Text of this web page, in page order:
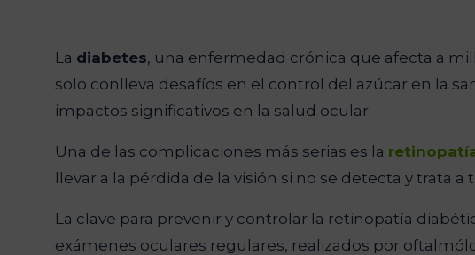
La diabetes, una enfermedad crónica que afecta a
solo conlleva desafíos en el control del azúcar en la
impactos significativos en la salud ocular.
Una de las complicaciones más serias es la
llevar a la pérdida de la visión si no se detecta y trata a
La clave para prevenir y controlar la retinopatía
exámenes oculares regulares, realizados por